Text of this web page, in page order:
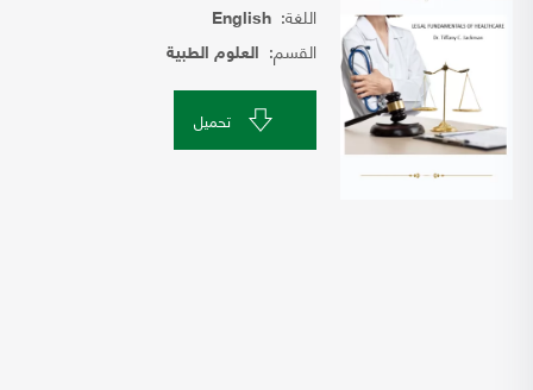
اللغة: English
القسم: العلوم الطبية
تحميل